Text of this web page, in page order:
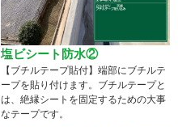
塩ビシート防水②
【ブチルテープ貼付】端部にブチルテ
ープを貼り付けます。ブチルテープと
は、絶縁シートを固定するための大事
なテープです。